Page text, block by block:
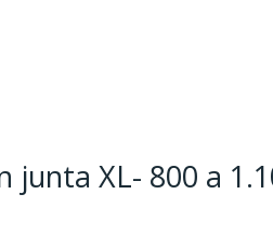
junta XL- 800 a